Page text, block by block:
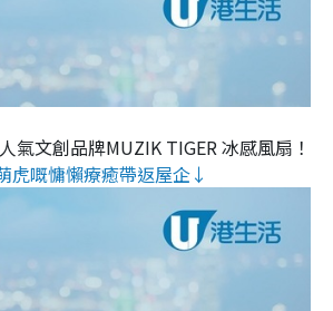
氣文創品牌MUZIK TIGER 冰感風扇！
虎嘅慵懶療癒帶返屋企↓